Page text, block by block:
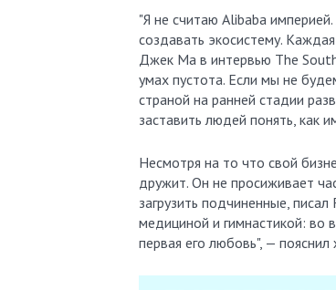
"Я не считаю Alibaba
создавать экосистему.
Джек Ма в интервью The
умах пустота. Если мы не
страной на ранней стадии
заставить людей понять, как
Несмотря на то что свой
дружит. Он не просиживает
загрузить подчиненные,
медициной и гимнастикой: во
первая его любовь", —